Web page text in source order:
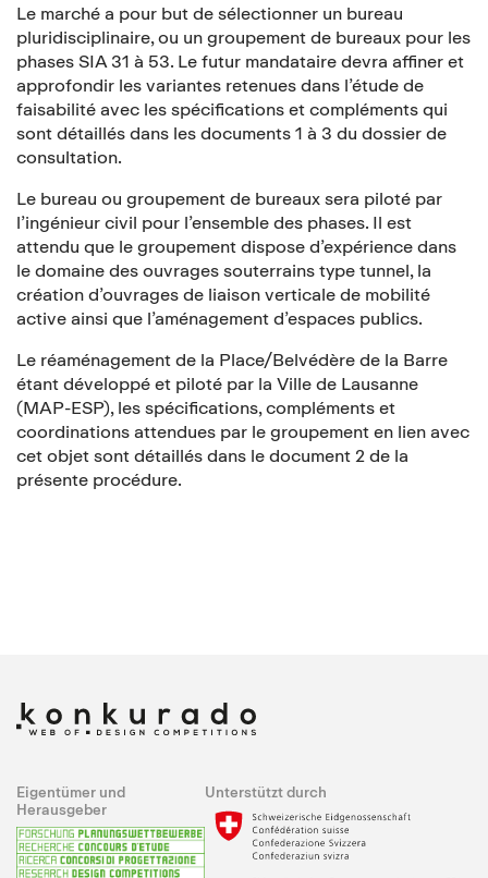
Le marché a pour but de sélectionner un bureau
pluridisciplinaire, ou un groupement de bureaux pour les
phases SIA 31 à 53. Le futur mandataire devra affiner et
approfondir les variantes retenues dans l’étude de
faisabilité avec les spécifications et compléments qui
sont détaillés dans les documents 1 à 3 du dossier de
consultation.
Le bureau ou groupement de bureaux sera piloté par
l’ingénieur civil pour l’ensemble des phases. Il est
attendu que le groupement dispose d’expérience dans
le domaine des ouvrages souterrains type tunnel, la
création d’ouvrages de liaison verticale de mobilité
active ainsi que l’aménagement d’espaces publics.
Le réaménagement de la Place/Belvédère de la Barre
étant développé et piloté par la Ville de Lausanne
(MAP-ESP), les spécifications, compléments et
coordinations attendues par le groupement en lien avec
cet objet sont détaillés dans le document 2 de la
présente procédure.
Eigentümer und
Herausgeber
Unterstützt durch